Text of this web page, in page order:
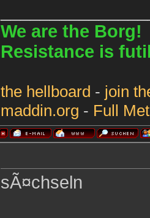
We are the Borg!
Resistance is
the hellboard - join
maddin.org - Full
sÃ¤chseln